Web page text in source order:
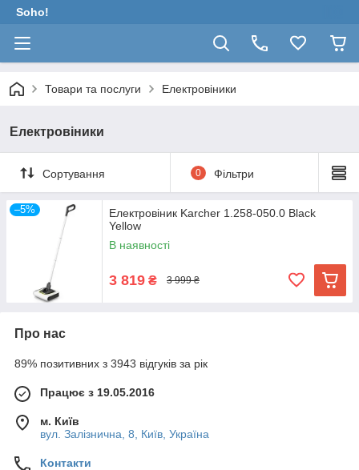
Soho!
Товари та послуги Електровіники
Електровіники
Сортування 0 Фільтри
–5%
Електровіник Karcher 1.258-050.0 Black
Yellow
В наявності
3 819 ₴ 3 999 ₴
Про нас
89% позитивних з 3943 відгуків за рік
Працює з 19.05.2016
м. Київ
вул. Залізнична, 8, Київ, Україна
Контакти